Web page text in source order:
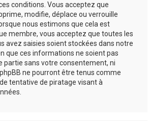
conditions. Vous acceptez que
modifie, déplace ou verrouille
nous estimons que cela est
membre, vous acceptez que toutes les
avez saisies soient stockées dans notre
que ces informations ne soient pas
partie sans votre consentement, ni
ne pourront être tenus comme
tentative de piratage visant à